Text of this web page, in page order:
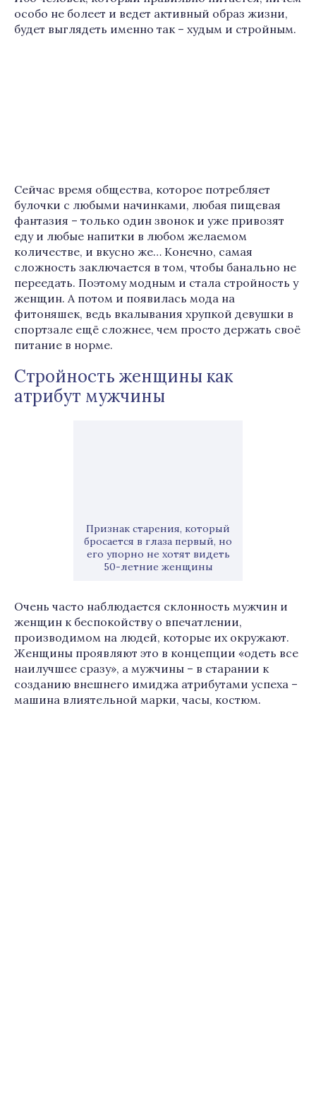
особо не болеет и ведет активный образ жизни,
будет выглядеть именно так – худым и стройным.
Сейчас время общества, которое потребляет
булочки с любыми начинками, любая пищевая
фантазия – только один звонок и уже привозят
еду и любые напитки в любом желаемом
количестве, и вкусно же… Конечно, самая
сложность заключается в том, чтобы банально не
переедать. Поэтому модным и стала стройность у
женщин. А потом и появилась мода на
фитоняшек, ведь вкалывания хрупкой девушки в
спортзале ещё сложнее, чем просто держать своё
питание в норме.
Стройность женщины как
атрибут мужчины
Признак старения, который
бросается в глаза первый, но
его упорно не хотят видеть
50-летние женщины
Очень часто наблюдается склонность мужчин и
женщин к беспокойству о впечатлении,
производимом на людей, которые их окружают.
Женщины проявляют это в концепции «одеть все
наилучшее сразу», а мужчины – в старании к
созданию внешнего имиджа атрибутами успеха –
машина влиятельной марки, часы, костюм.